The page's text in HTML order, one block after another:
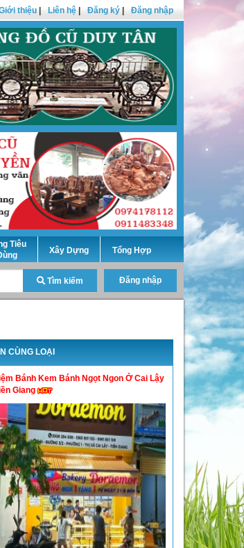
thiệu Liên hệ Đăng ký Đăng nhập
Tiêu
Xây Dựng Tổng Hợp
Tìm kiếm Đăng nhập
CÙNG LOẠI
Bánh Kem Bánh Ngọt Ngon Ở Cai Lậy
Giang